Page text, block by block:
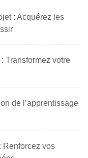
: Acquérez les
Transformez votre
de l’apprentissage
Renforcez vos